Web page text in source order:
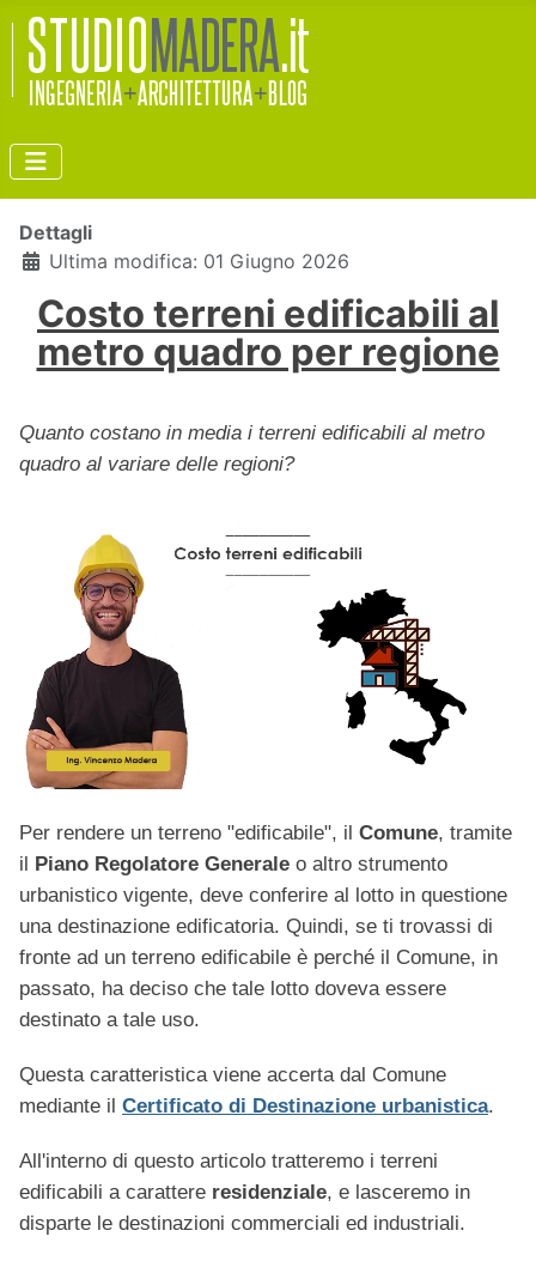
Dettagli
Ultima modifica: 01 Giugno 2026
Costo terreni edificabili al
metro quadro per regione
Quanto costano in media i terreni edificabili al metro
quadro al variare delle regioni?
Per rendere un terreno "edificabile", il Comune, tramite
il
Piano Regolatore Generale o altro strumento
urbanistico vigente, deve conferire al lotto in questione
una destinazione edificatoria. Quindi, se ti trovassi di
fronte ad un terreno edificabile è perché il Comune, in
passato, ha deciso che tale lotto doveva essere
destinato a tale uso.
Questa caratteristica viene accerta dal Comune
mediante il Certificato di Destinazione urbanistica.
All'interno di questo articolo tratteremo i terreni
edificabili a carattere residenziale, e lasceremo in
disparte le destinazioni commerciali ed industriali.